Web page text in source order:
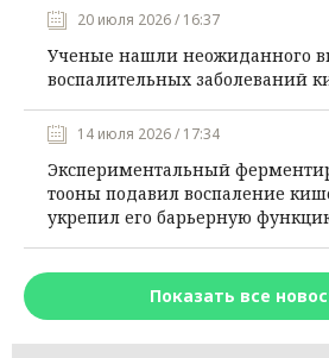
20 июля 2026 / 16:37
Ученые нашли неожиданного
воспалительных заболеваний
14 июля 2026 / 17:34
Экспериментальный
тооны подавил воспаление
укрепил его барьерную
Показать все